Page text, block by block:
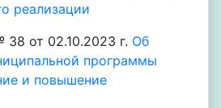
реализации
от 02.10.2023 г. Об
программы
и повышение